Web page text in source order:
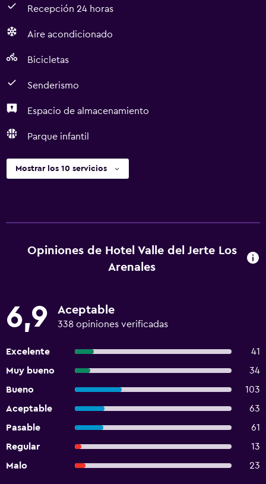
Recepción 24 horas
Aire acondicionado
Bicicletas
Senderismo
Espacio de almacenamiento
Parque infantil
Mostrar los 10 servicios
Opiniones de Hotel Valle del Jerte Los
Arenales
6,9 Aceptable
338 opiniones verificadas
Excelente
41
Muy bueno
34
Bueno
103
Aceptable
63
Pasable
61
Regular
13
Malo
23